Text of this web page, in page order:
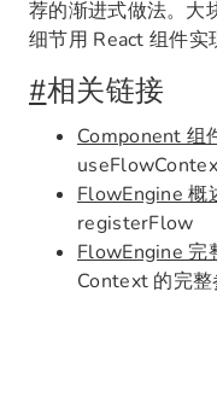
荐的渐进式做法。大
细节用 React 组件实
#相关链接
Component 组
FlowEngine 概
registerFlow
FlowEngine 完
Context 的完